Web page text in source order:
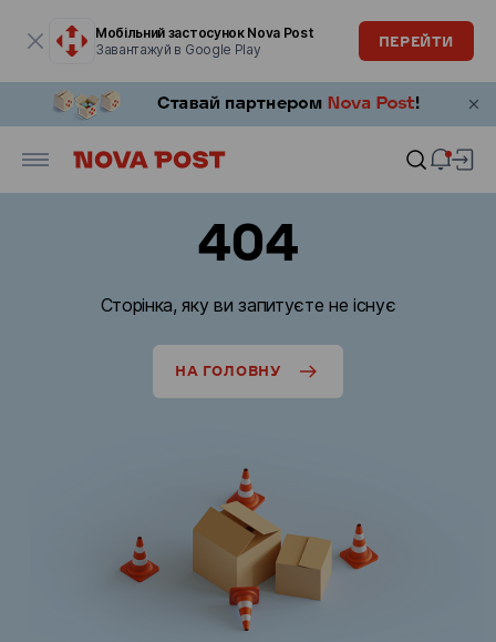
Мобільний застосунок Nova Post
Завантажуй в Google Play
ПЕРЕЙТИ
404
Сторінка, яку ви запитуєте не існує
НА ГОЛОВНУ